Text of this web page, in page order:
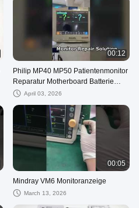
00:12
Philip MP40 MP50 Patientenmonitor
Reparatur Motherboard Batterie
Display Touchscreen Tastatur Demo
April 03, 2026
00:05
Mindray VM6 Monitoranzeige
March 13, 2026